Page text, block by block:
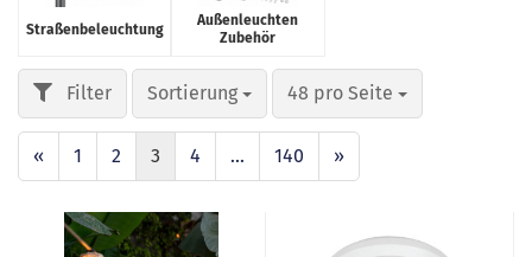
Straßenbeleuchtung
Außenleuchten
Zubehör
Sortierung 48 pro Seite
« 1 2 3 4 ... 140 »